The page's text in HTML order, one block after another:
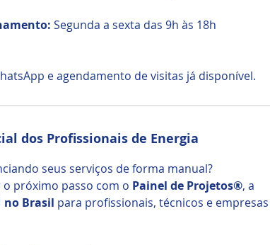
Segunda a sexta das 9h às 18h
e agendamento de visitas já disponível.
dos Profissionais de Energia
seus serviços de forma manual?
próximo passo com o Painel de Projetos®, a
no Brasil para profissionais, técnicos e empresas